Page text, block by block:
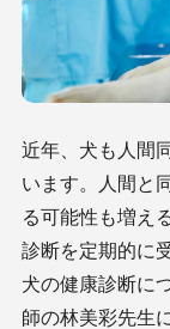
近年、犬も人間
います。人間と
る可能性も増え
診断を定期的に
犬の健康診断に
師の林美彩先生